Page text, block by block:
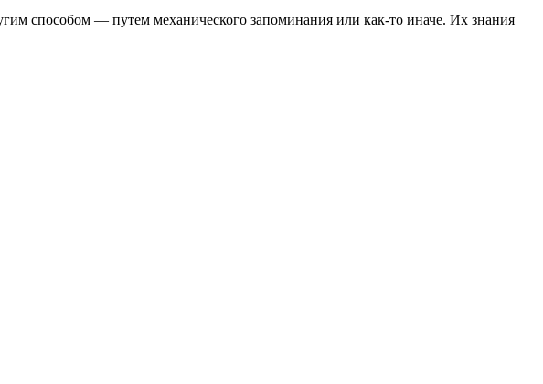
способом — путем механического запоминания или как-то иначе. Их знания